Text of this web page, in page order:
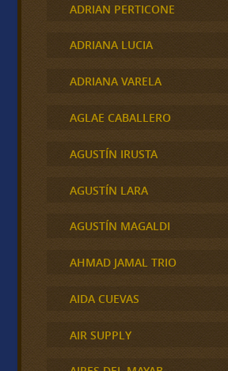
ADRIAN PERTICONE
ADRIANA LUCIA
ADRIANA VARELA
AGLAE CABALLERO
AGUSTÍN IRUSTA
AGUSTÍN LARA
AGUSTÍN MAGALDI
AHMAD JAMAL TRIO
AIDA CUEVAS
AIR SUPPLY